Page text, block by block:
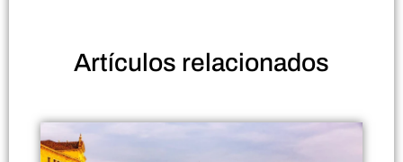
Artículos relacionados